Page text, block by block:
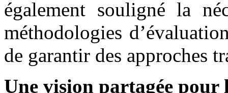
également souligné la
méthodologies
de garantir des approches
Une vision partagée pour